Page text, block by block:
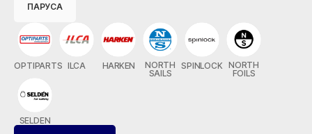
ПАРУСА
OPTIPARTS ILCA HARKEN
NORTH
SAILS
SPINLOCK NORTH
FOILS
SELDEN